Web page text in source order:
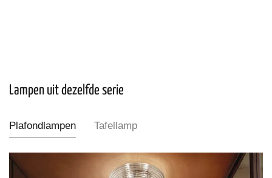
Lampen uit dezelfde serie
Plafondlampen Tafellamp